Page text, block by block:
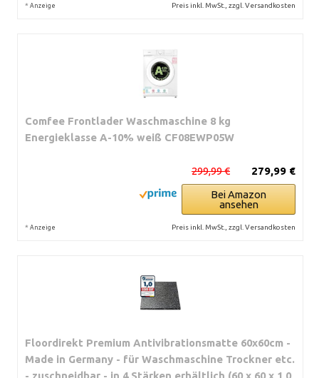
* Anzeige Preis inkl. MwSt., zzgl. Versandkosten
Comfee Frontlader Waschmaschine 8 kg
Energieklasse A-10% weiß CF08EWP05W
279,99 €
299,99 €
Bei Amazon
ansehen
* Anzeige Preis inkl. MwSt., zzgl. Versandkosten
Floordirekt Premium Antivibrationsmatte 60x60cm -
Made in Germany - für Waschmaschine Trockner etc.
- zuschneidbar - in 4 Stärken erhältlich (60 x 60 x 1,0